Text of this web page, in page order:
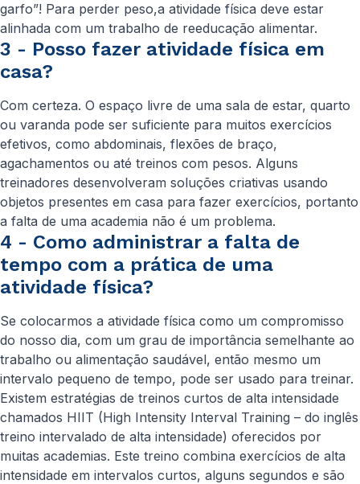
garfo”! Para perder peso,a atividade física deve estar
alinhada com um trabalho de reeducação alimentar.
3 - Posso fazer atividade física em
casa?
Com certeza. O espaço livre de uma sala de estar, quarto
ou varanda pode ser suficiente para muitos exercícios
efetivos, como abdominais, flexões de braço,
agachamentos ou até treinos com pesos. Alguns
treinadores desenvolveram soluções criativas usando
objetos presentes em casa para fazer exercícios, portanto
a falta de uma academia não é um problema.
4 - Como administrar a falta de
tempo com a prática de uma
atividade física?
Se colocarmos a atividade física como um compromisso
do nosso dia, com um grau de importância semelhante ao
trabalho ou alimentação saudável, então mesmo um
intervalo pequeno de tempo, pode ser usado para treinar.
Existem estratégias de treinos curtos de alta intensidade
chamados HIIT (High Intensity Interval Training – do inglês
treino intervalado de alta intensidade) oferecidos por
muitas academias. Este treino combina exercícios de alta
intensidade em intervalos curtos, alguns segundos e são